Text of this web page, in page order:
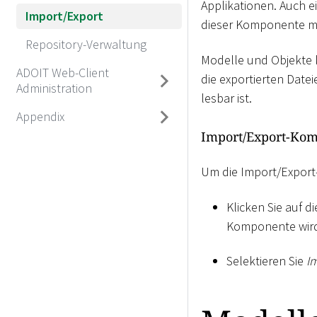
Import/Export
Repository-Verwaltung
ADOIT Web-Client
Administration
Appendix
Applikationen. Auch
dieser Komponente
Modelle und
die exportierten
lesbar ist.
Import/Export-
Um die Import/
Klicken Sie auf
Komponente
Selektieren Sie